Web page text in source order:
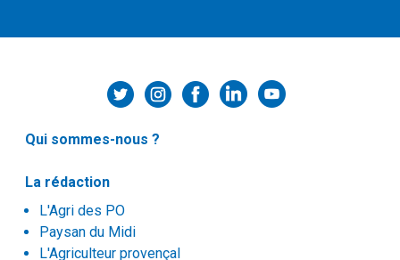
Qui sommes-nous ?
La rédaction
L'Agri des PO
Paysan du Midi
L'Agriculteur provençal